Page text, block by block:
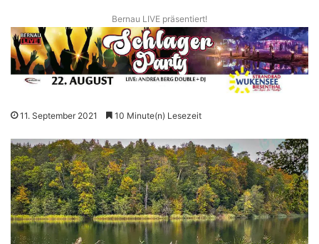
Bernau LIVE präsentiert!
11. September 2021 10 Minute(n) Lesezeit